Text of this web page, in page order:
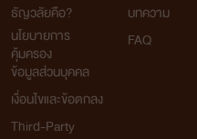
ธัญวลัยคือ?
นโยบายการ
คุ้มครอง
ข้อมูลส่วนบุคคล
เงื่อนไขและข้อตกลง
Third-Party
บทความ
FAQ